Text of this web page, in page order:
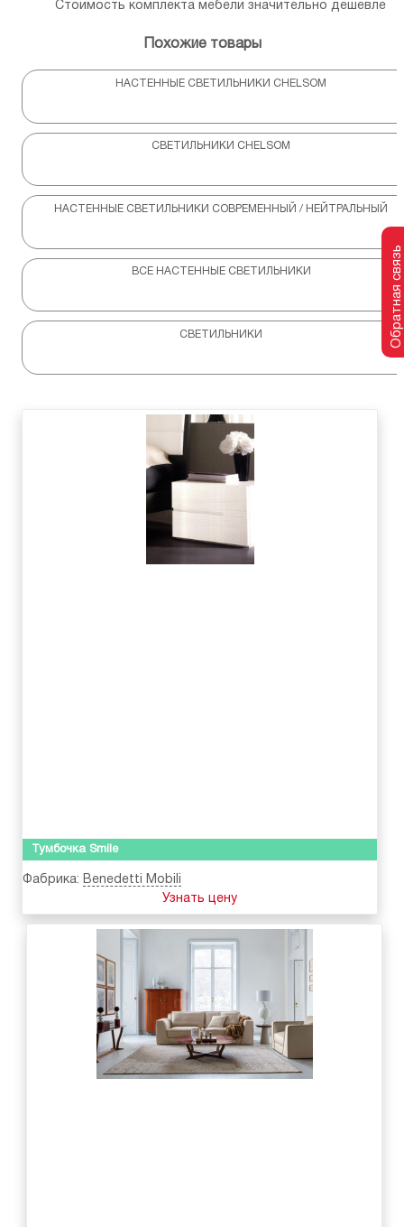
Стоимость комплекта мебели значительно дешевле
Похожие товары
НАСТЕННЫЕ СВЕТИЛЬНИКИ CHELSOM
СВЕТИЛЬНИКИ CHELSOM
НАСТЕННЫЕ СВЕТИЛЬНИКИ СОВРЕМЕННЫЙ / НЕЙТРАЛЬНЫЙ
ВСЕ НАСТЕННЫЕ СВЕТИЛЬНИКИ
СВЕТИЛЬНИКИ
Тумбочка Smile
Фабрика: Benedetti Mobili
Узнать цену
Обратная связь